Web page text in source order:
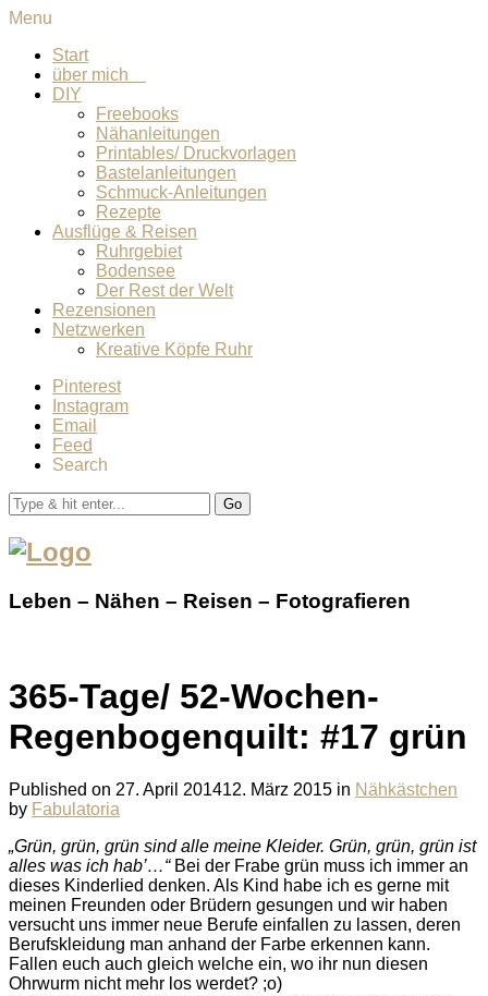
Menu
Start
über mich
DIY
Freebooks
Nähanleitungen
Printables/ Druckvorlagen
Bastelanleitungen
Schmuck-Anleitungen
Rezepte
Ausflüge & Reisen
Ruhrgebiet
Bodensee
Der Rest der Welt
Rezensionen
Netzwerken
Kreative Köpfe Ruhr
Pinterest
Instagram
Email
Feed
Search
Go
Leben – Nähen – Reisen – Fotografieren
365-Tage/ 52-Wochen-
Regenbogenquilt: #17 grün
Published on 27. April 201412. März 2015 in Nähkästchen
by Fabulatoria
„Grün, grün, grün sind alle meine Kleider. Grün, grün, grün ist
alles was ich hab’…“Bei der Frabe grün muss ich immer an
dieses Kinderlied denken. Als Kind habe ich es gerne mit
meinen Freunden oder Brüdern gesungen und wir haben
versucht uns immer neue Berufe einfallen zu lassen, deren
Berufskleidung man anhand der Farbe erkennen kann.
Fallen euch auch gleich welche ein, wo ihr nun diesen
Ohrwurm nicht mehr los werdet? ;o)